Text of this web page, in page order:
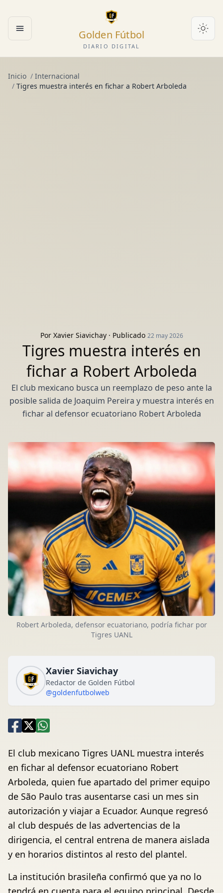
Abrir menú Golden Fútbol
DIARIO DIGITAL
Inicio / Internacional
/ Tigres muestra interés en fichar a Robert Arboleda
Por Xavier Siavichay· Publicado 22 may 2026
Tigres muestra interés en
fichar a Robert Arboleda
El club mexicano busca un reemplazo de peso ante la
posible salida de Joaquim Pereira y muestra interés en
fichar al defensor ecuatoriano Robert Arboleda
Robert Arboleda, defensor ecuatoriano, podría fichar por
Tigres UANL
Xavier Siavichay
Redactor de Golden Fútbol
@goldenfutbolweb
El club mexicano Tigres UANL muestra interés
en fichar al defensor ecuatoriano Robert
Arboleda, quien fue apartado del primer equipo
de São Paulo tras ausentarse casi un mes sin
autorización y viajar a Ecuador. Aunque regresó
al club después de las advertencias de la
dirigencia, el central entrena de manera aislada
y en horarios distintos al resto del plantel.
La institución brasileña confirmó que ya no lo